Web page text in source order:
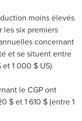
moins élevés
les six premiers
concernant
et se situent entre
1 000 $ US)
le CGP ont
$ et1 610 $ (entre 1